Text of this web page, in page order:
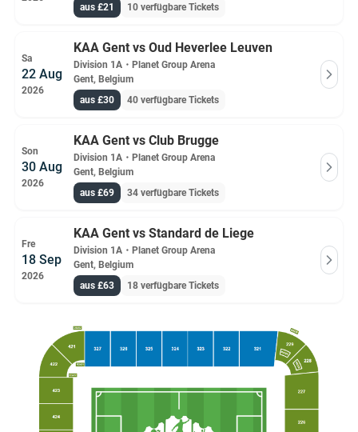
aus £21
10 verfügbare Tickets
Sa
22 Aug
2026
KAA Gent vs Oud Heverlee Leuven
Division 1A ・ Planet Group Arena
Gent, Belgium
aus £30
40 verfügbare Tickets
Son
30 Aug
2026
KAA Gent vs Club Brugge
Division 1A ・ Planet Group Arena
Gent, Belgium
aus £69
34 verfügbare Tickets
Fre
18 Sep
2026
KAA Gent vs Standard de Liege
Division 1A ・ Planet Group Arena
Gent, Belgium
aus £63
18 verfügbare Tickets